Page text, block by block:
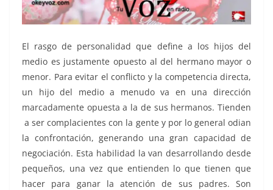
El rasgo de personalidad que define a los hijos del
medio es justamente opuesto al del hermano mayor o
menor. Para evitar el conflicto y la competencia directa,
un hijo del medio a menudo va en una dirección
marcadamente opuesta a la de sus hermanos. Tienden
a ser complacientes con la gente y por lo general odian
la confrontación, generando una gran capacidad de
negociación. Esta habilidad la van desarrollando desde
pequeños, una vez que entienden lo que tienen que
hacer para ganar la atención de sus padres. Son